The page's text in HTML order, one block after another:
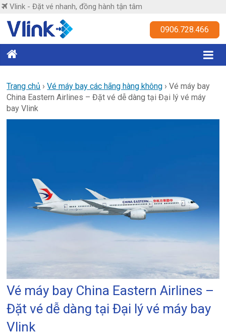
Skip
content
Vlink - Đặt vé nhanh, đồng hành tận tâm
Vlink
nhanh,
đồng
hành
tận
0906.728.466
Trang chủ ›Vé máy bay các hãng hàng không ›Vé máy bay
China Eastern Airlines – Đặt vé dễ dàng tại Đại lý vé máy
bay Vlink
Vé máy bay China Eastern Airlines –
Đặt vé dễ dàng tại Đại lý vé máy bay
Vlink